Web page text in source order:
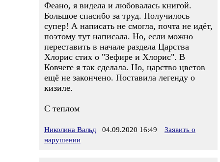
Феано, я видела и любовалась книгой.
Большое спасибо за труд. Получилось
супер! А написать не смогла, почта не идёт,
поэтому тут написала. Но, если можно
переставить в начале раздела Царства
Хлорис стих о "Зефире и Хлорис". В
Ковчеге я так сделала. Но, царство цветов
ещё не закончено. Поставила легенду о
кизиле.
С теплом
Николина Вальд 04.09.2020 16:49
Заявить о
нарушении